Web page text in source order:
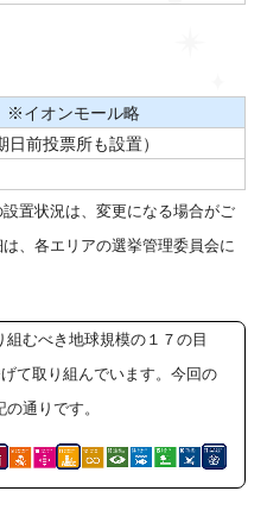
イオンモール略
日前投票所も設置）
置状況は、変更になる場合がご
、各エリアの選挙管理委員会に
むべき地球規模の１７の目
て取り組んでいます。今回の
通りです。